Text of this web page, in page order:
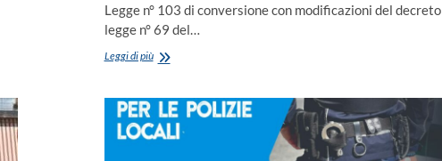
Legge n° 103 di conversione con modificazioni del decreto
legge n° 69 del…
Leggi di piùMODIFICHE